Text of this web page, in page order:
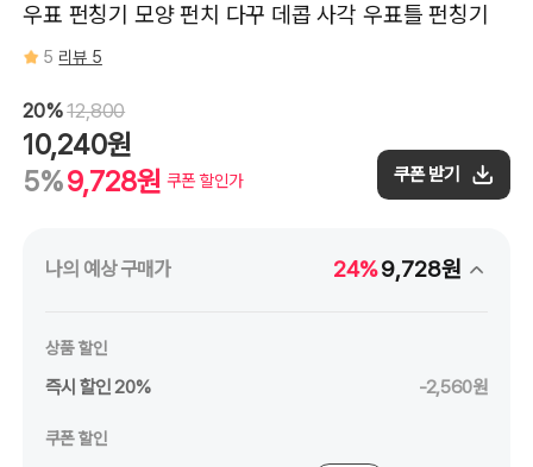
우표 펀칭기 모양 펀치 다꾸 데콥 사각 우표틀 펀칭기
5 리뷰 5
20%12,800
10,240원
5%9,728원 쿠폰 할인가 쿠폰 받기
나의 예상 구매가 24%9,728원
상품 할인
즉시 할인 20% -2,560원
쿠폰 할인